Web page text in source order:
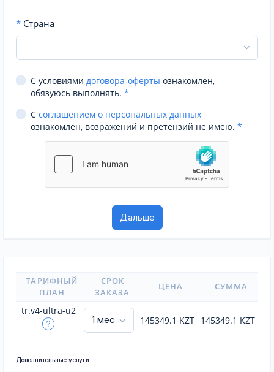
* Страна
С условиями договора-оферты ознакомлен,
обязуюсь выполнять. *
С соглашением о персональных данных
ознакомлен, возражений и претензий не имею. *
ТАРИФНЫЙ
ПЛАН
СРОК
ЗАКАЗА
ЦЕНА СУММА
tr.v4-ultra-u2
145349.1 KZT 145349.1 KZT
Дополнительные услуги